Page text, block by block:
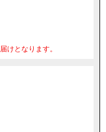
けとなります。